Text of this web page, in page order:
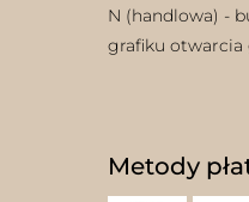
N (handlowa) -
grafiku
Metody